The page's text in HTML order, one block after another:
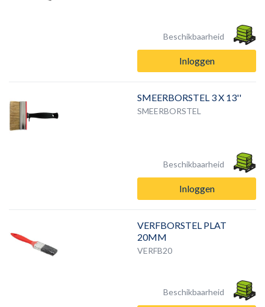
Beschikbaarheid
Inloggen
SMEERBORSTEL 3 X 13''
SMEERBORSTEL
Beschikbaarheid
Inloggen
VERFBORSTEL PLAT
20MM
VERFB20
Beschikbaarheid